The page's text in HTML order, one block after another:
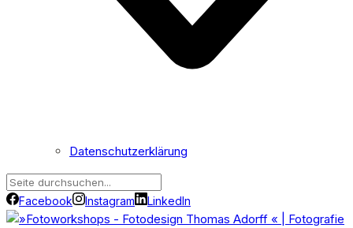
Datenschutzerklärung
Facebook Instagram LinkedIn